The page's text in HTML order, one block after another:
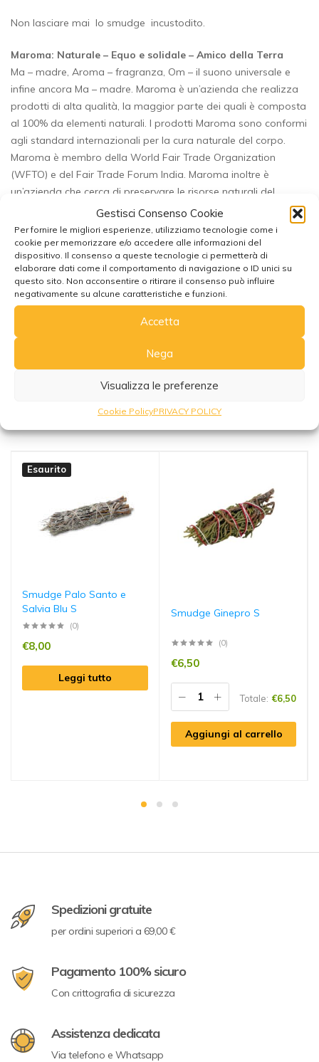
Gestisci Consenso Cookie
Per fornire le migliori esperienze, utilizziamo tecnologie come i
cookie per memorizzare e/o accedere alle informazioni del
dispositivo. Il consenso a queste tecnologie ci permetterà di
elaborare dati come il comportamento di navigazione o ID unici su
questo sito. Non acconsentire o ritirare il consenso può influire
negativamente su alcune caratteristiche e funzioni.
Accetta
Nega
Visualizza le preferenze
Cookie PolicyPRIVACY POLICY
Non lasciare mai lo smudge incustodito.
Maroma: Naturale – Equo e solidale – Amico della Terra
Ma – madre, Aroma – fragranza, Om – il suono universale e
infine ancora Ma – madre. Maroma è un’azienda che realizza
prodotti di alta qualità, la maggior parte dei quali è composta
al 100% da elementi naturali. I prodotti Maroma sono conformi
agli standard internazionali per la cura naturale del corpo.
Maroma è membro della World Fair Trade Organization
(WFTO) e del Fair Trade Forum India. Maroma inoltre è
un’azienda che cerca di preservare le risorse naturali del
La produzione di rifiuti viene ridotta al minimo, le acque reflue
vengono filtrate e viene utilizzata l’illuminazione a energia
solare. I prodotti Maroma sono cruelty-free e mai testati sugli
animali
Potrebbe interessarti anche
Esaurito
Smudge Palo Santo e
Salvia Blu S
(0)
€8,00
Leggi tutto
Smudge Ginepro S
(0)
€6,50
Totale: €6,50
Aggiungi al carrello
Spedizioni gratuite
per ordini superiori a 69,00 €
Pagamento 100% sicuro
Con crittografia di sicurezza
Assistenza dedicata
Via telefono e Whatsapp